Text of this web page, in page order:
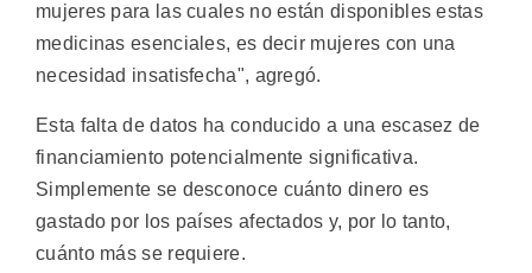
mujeres para las cuales no están disponibles estas
medicinas esenciales, es decir mujeres con una
necesidad insatisfecha", agregó.
Esta falta de datos ha conducido a una escasez de
financiamiento potencialmente significativa.
Simplemente se desconoce cuánto dinero es
gastado por los países afectados y, por lo tanto,
cuánto más se requiere.